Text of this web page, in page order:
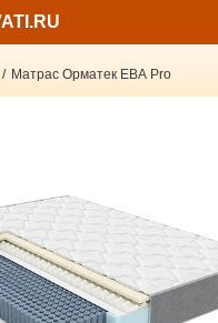
/ Матрас Орматек ЕВА Pro